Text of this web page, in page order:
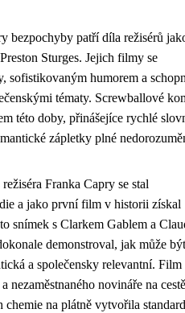
bezpochyby patří díla režisérů
Sturges. Jejich filmy se
sofistikovaným humorem a
tématy. Screwballové
této doby, přinášejíce rychlé
zápletky plné
Franka Capry se stal
a jako první film v historii získal
snímek s Clarkem Gablem a
demonstroval, jak může být
a společensky relevantní. Film
novináře na cestě
na plátně vytvořila